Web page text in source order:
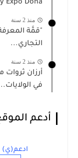
Expo Doha...
منذ 2 سنة
التجاري...
منذ 2 سنة
أرزان
في
أدعم
ادعم(ي)